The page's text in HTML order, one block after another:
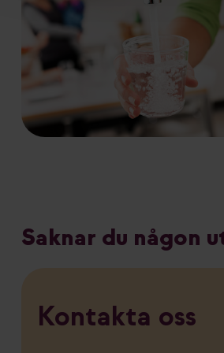
Saknar du någon
Kontakta oss